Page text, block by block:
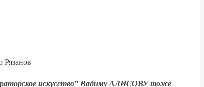
Рязанов
искусство” Вадиму АЛИСОВУ тоже